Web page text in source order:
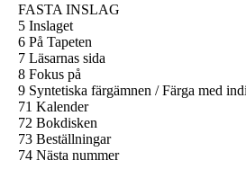
FASTA INSLAG
5 Inslaget
6 På Tapeten
7 Läsarnas sida
8 Fokus på
9 Syntetiska färgämnen / Färga med
71 Kalender
72 Bokdisken
73 Beställningar
74 Nästa nummer